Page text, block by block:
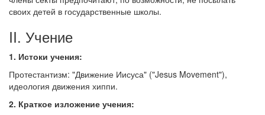
своих детей в государственные школы.
II. Учение
1. Истоки учения:
Протестантизм: "Движение Иисуса" ("Jesus Movement"),
идеология движения хиппи.
2. Краткое изложение учения: